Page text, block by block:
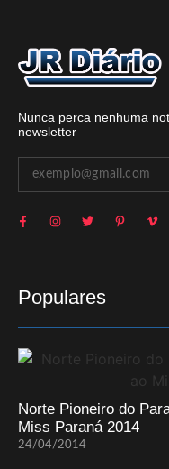
Nunca perca nenhuma
newsletter
Populares
Norte Pioneiro do
Miss Paraná 2014
24/04/2014